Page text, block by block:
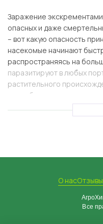
Заражение
опасных и даже
– вот какую опасность
насекомые начинают
распространяясь на
паразитируют в любых
растительного
потребность в
борьбы с этим насекомым.
Описание
синего, черного,
Преимущественно это
кора, гнезда птиц, гной,
составляет около 28 дней.
О насОтзывы
Все